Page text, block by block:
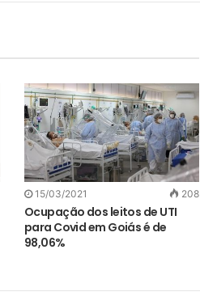
15/03/2021 208
Ocupação dos leitos de UTI
para Covid em Goiás é de
98,06%